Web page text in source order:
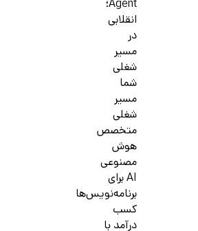
Agent؛
انقلابی
در
مسیر
شغلی
شما
مسیر
شغلی
متخصص
هوش
مصنوعی
AI برای
برنامه‌نویس‌ها
کسب
درآمد با